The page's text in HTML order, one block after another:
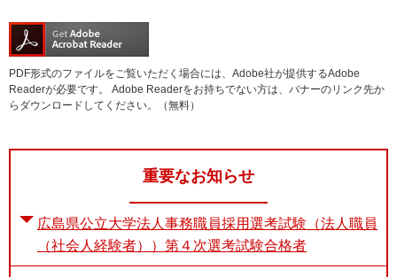
PDF形式のファイルをご覧いただく場合には、Adobe社が提供するAdobe
Readerが必要です。
Adobe Readerをお持ちでない方は、バナーのリンク先か
らダウンロードしてください。（無料）
重要なお知らせ
広島県公立大学法人事務職員採用選考試験（法人職員
（社会人経験者））第４次選考試験合格者